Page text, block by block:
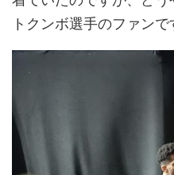
トクンボ選手のファンで